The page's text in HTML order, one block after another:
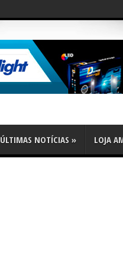
ÚLTIMAS NOTÍCIAS » LOJA